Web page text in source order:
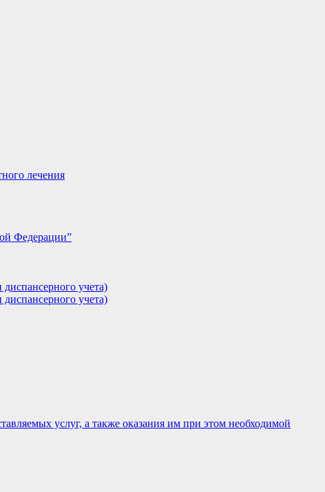
лечения
Федерации”
учета)
учета)
услуг, а также оказания им при этом необходимой